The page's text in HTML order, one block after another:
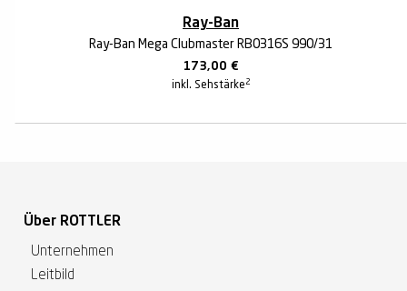
Ray-Ban
Ray-Ban Mega Clubmaster RB0316S 990/31
173,00 €
inkl. Sehstärke 2
Über ROTTLER
Unternehmen
Leitbild